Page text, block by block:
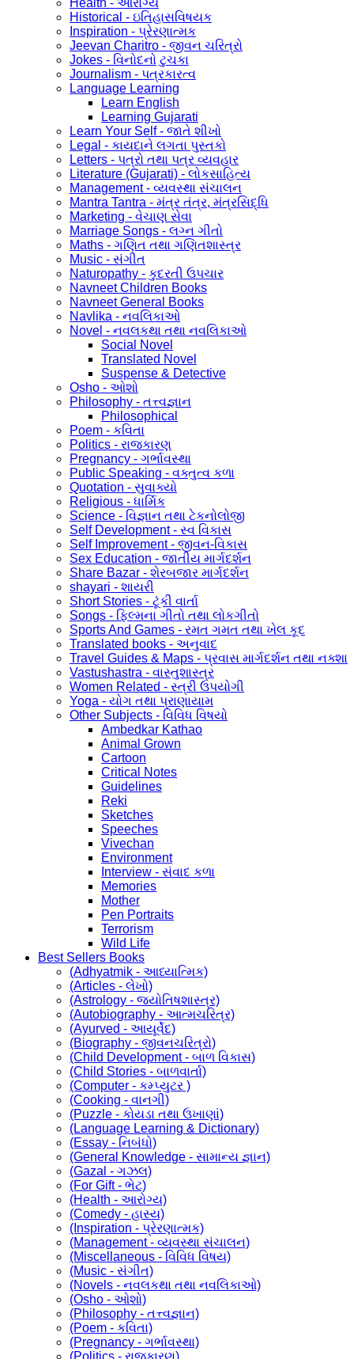
Health - આરોગ્ય
Historical - ઇતિહાસવિષયક
Inspiration - પ્રેરણાત્મક
Jeevan Charitro - જીવન ચરિત્રો
Jokes - વિનોદનો ટુચકા
Journalism - પત્રકારત્વ
Language Learning
Learn English
Learning Gujarati
Learn Your Self - જાતે શીખો
Legal - કાયદાને લગતા પુસ્તકો
Letters - પત્રો તથા પત્ર વ્યવહાર
Literature (Gujarati) - લોકસાહિત્ય
Management - વ્યવસ્થા સંચાલન
Mantra Tantra - મંત્ર તંત્ર, મંત્રસિદ્ધિ
Marketing - વેચાણ સેવા
Marriage Songs - લગ્ન ગીતો
Maths - ગણિત તથા ગણિતશાસ્ત્ર
Music - સંગીત
Naturopathy - કુદરતી ઉપચાર
Navneet Children Books
Navneet General Books
Navlika - નવલિકાઓ
Novel - નવલકથા તથા નવલિકાઓ
Social Novel
Translated Novel
Suspense & Detective
Osho - ઓશો
Philosophy - તત્ત્વજ્ઞાન
Philosophical
Poem - કવિતા
Politics - રાજકારણ
Pregnancy - ગર્ભાવસ્થા
Public Speaking - વક્તુત્વ કળા
Quotation - સુવાક્યો
Religious - ધાર્મિક
Science - વિજ્ઞાન તથા ટેકનોલોજી
Self Development - સ્વ વિકાસ
Self Improvement - જીવન-વિકાસ
Sex Education - જાતીય માર્ગદર્શન
Share Bazar - શેરબજાર માર્ગદર્શન
shayari - શાયરી
Short Stories - ટૂંકી વાર્તા
Songs - ફિલ્મના ગીતો તથા લોકગીતો
Sports And Games - રમત ગમત તથા ખેલ કૂદ
Translated books - અનુવાદ
Travel Guides & Maps - પ્રવાસ માર્ગદર્શન તથા નક્શા
Vastushastra - વાસ્તુશાસ્ત્ર
Women Related - સ્ત્રી ઉપયોગી
Yoga - યોગ તથા પ્રાણાયામ
Other Subjects - વિવિધ વિષયો
Ambedkar Kathao
Animal Grown
Cartoon
Critical Notes
Guidelines
Reki
Sketches
Speeches
Vivechan
Environment
Interview - સંવાદ કળા
Memories
Mother
Pen Portraits
Terrorism
Wild Life
Best Sellers Books
(Adhyatmik - આધ્યાત્મિક)
(Articles - લેખો)
(Astrology - જ્યોતિષશાસ્ત્ર)
(Autobiography - આત્મચરિત્ર)
(Ayurved - આયૂર્વેદ)
(Biography - જીવનચરિત્રો)
(Child Development - બાળ વિકાસ)
(Child Stories - બાળવાર્તા)
(Computer - કમ્પ્યુટર )
(Cooking - વાનગી)
(Puzzle - કોયડા તથા ઉખાણાં)
(Language Learning & Dictionary)
(Essay - નિબંધો)
(General Knowledge - સામાન્ય જ્ઞાન)
(Gazal - ગઝલ)
(For Gift - ભેટ)
(Health - આરોગ્ય)
(Comedy - હાસ્ય)
(Inspiration - પ્રેરણાત્મક)
(Management - વ્યવસ્થા સંચાલન)
(Miscellaneous - વિવિધ વિષય)
(Music - સંગીત)
(Novels - નવલકથા તથા નવલિકાઓ)
(Osho - ઓશો)
(Philosophy - તત્ત્વજ્ઞાન)
(Poem - કવિતા)
(Pregnancy - ગર્ભાવસ્થા)